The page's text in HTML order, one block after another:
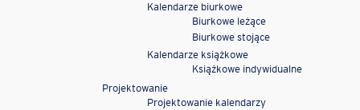
Kalendarze biurkowe
Biurkowe leżące
Biurkowe stojące
Kalendarze książkowe
Książkowe indywidualne
Projektowanie
Projektowanie kalendarzy